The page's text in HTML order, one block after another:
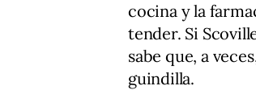
cocina y la
tender. Si
sabe que, a
guindilla.